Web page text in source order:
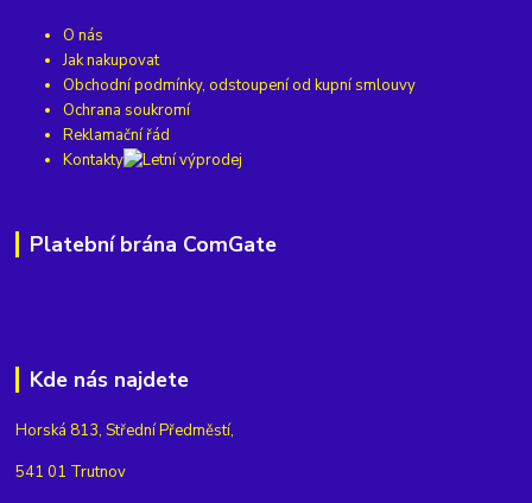
O nás
Jak nakupovat
Obchodní podmínky, odstoupení od kupní smlouvy
Ochrana soukromí
Reklamační řád
Kontakty
Platební brána ComGate
Kde nás najdete
Horská 813, Střední Předměstí,
541 01 Trutnov